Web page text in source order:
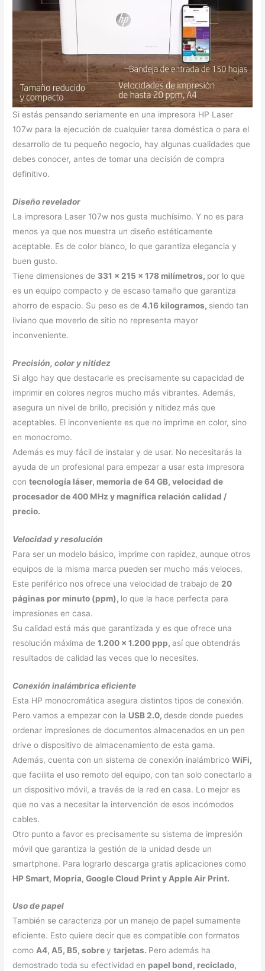
Si estás pensando seriamente en una impresora HP Laser
107w para la ejecución de cualquier tarea doméstica o para el
desarrollo de tu pequeño negocio, hay algunas cualidades que
debes conocer, antes de tomar una decisión de compra
definitivo.
Diseño revelador
La impresora Laser 107w nos gusta muchísimo. Y no es para
menos ya que nos muestra un diseño estéticamente
aceptable. Es de color blanco, lo que garantiza elegancia y
buen gusto.
Tiene dimensiones de 331 x 215 x 178 milímetros, por lo que
es un equipo compacto y de escaso tamaño que garantiza
ahorro de espacio. Su peso es de4.16 kilogramos, siendo tan
liviano que moverlo de sitio no representa mayor
inconveniente.
Precisión, color y nitidez
Si algo hay que destacarle es precisamente su capacidad de
imprimir en colores negros mucho más vibrantes. Además,
asegura un nivel de brillo, precisión y nitidez más que
aceptables. El inconveniente es que no imprime en color, sino
en monocromo.
Además es muy fácil de instalar y de usar. No necesitarás la
ayuda de un profesional para empezar a usar esta impresora
contecnología láser, memoria de 64 GB, velocidad de
procesador de 400 MHz y magnífica relación calidad /
precio.
Velocidad y resolución
Para ser un modelo básico, imprime con rapidez, aunque otros
equipos de la misma marca pueden ser mucho más veloces.
Este periférico nos ofrece una velocidad de trabajo de 20
páginas por minuto (ppm), lo que la hace perfecta para
impresiones en casa.
Su calidad está más que garantizada y es que ofrece una
resolución máxima de1.200 x 1.200 ppp,así que obtendrás
resultados de calidad las veces que lo necesites.
Conexión inalámbrica eficiente
Esta HP monocromática asegura distintos tipos de conexión.
Pero vamos a empezar con la USB 2.0,desde donde puedes
ordenar impresiones de documentos almacenados en un pen
drive o dispositivo de almacenamiento de esta gama.
Además, cuenta con un sistema de conexión inalámbricoWiFi,
que facilita el uso remoto del equipo, con tan solo conectarlo a
un dispositivo móvil, a través de la red en casa. Lo mejor es
que no vas a necesitar la intervención de esos incómodos
cables.
Otro punto a favor es precisamente su sistema de impresión
móvil que garantiza la gestión de la unidad desde un
smartphone. Para lograrlo descarga gratis aplicaciones como
HP Smart, Mopria, Google Cloud Print y Apple Air Print.
Uso de papel
También se caracteriza por un manejo de papel sumamente
eficiente. Esto quiere decir que es compatible con formatos
comoA4, A5, B5, sobreytarjetas. Pero además ha
demostrado toda su efectividad en papel bond, reciclado,